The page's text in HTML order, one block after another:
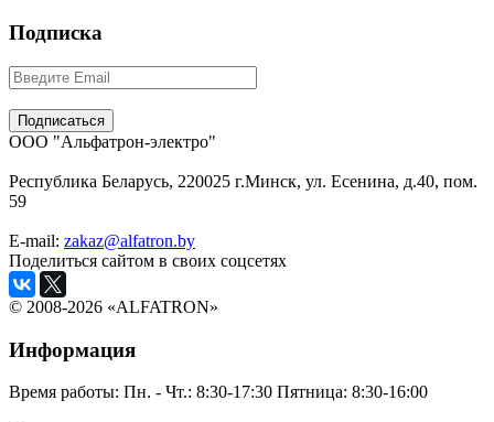
Подписка
ООО "Альфатрон-электро"
Республика Беларусь, 220025 г.Минск, ул. Есенина, д.40, пом.
59
E-mail: zakaz@alfatron.by
Поделиться сайтом в своих соцсетях
© 2008-2026 «ALFATRON»
Информация
Время работы: Пн. - Чт.: 8:30-17:30 Пятница: 8:30-16:00